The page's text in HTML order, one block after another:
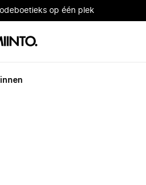
op één plek